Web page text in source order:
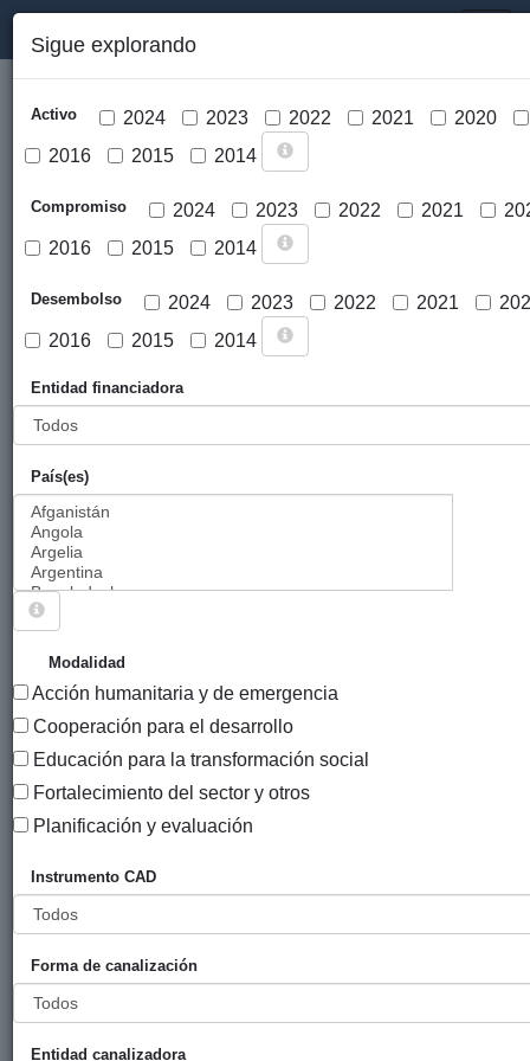
Cargar mapa
Sigue explorando
Activo 2024 2023 2022 2021
2020
2016
2015 2014
Compromiso 2024 2023 2022 2021
2016
2015 2014
Desembolso 2024 2023 2022 2021
2016
2015 2014
Entidad financiadora
País(es)
Modalidad
Acción humanitaria y de emergencia
Cooperación para el desarrollo
Educación para la transformación social
Fortalecimiento del sector y otros
Planificación y evaluación
Instrumento CAD
Forma de canalización
Entidad canalizadora
7327 PROYECTOS
Título
Entidad
financiadora
Entidad
Pozo profundo de
agua para el
abastecimiento
comunidad de
San Fernando,
Huixtan
Foral de
Enea